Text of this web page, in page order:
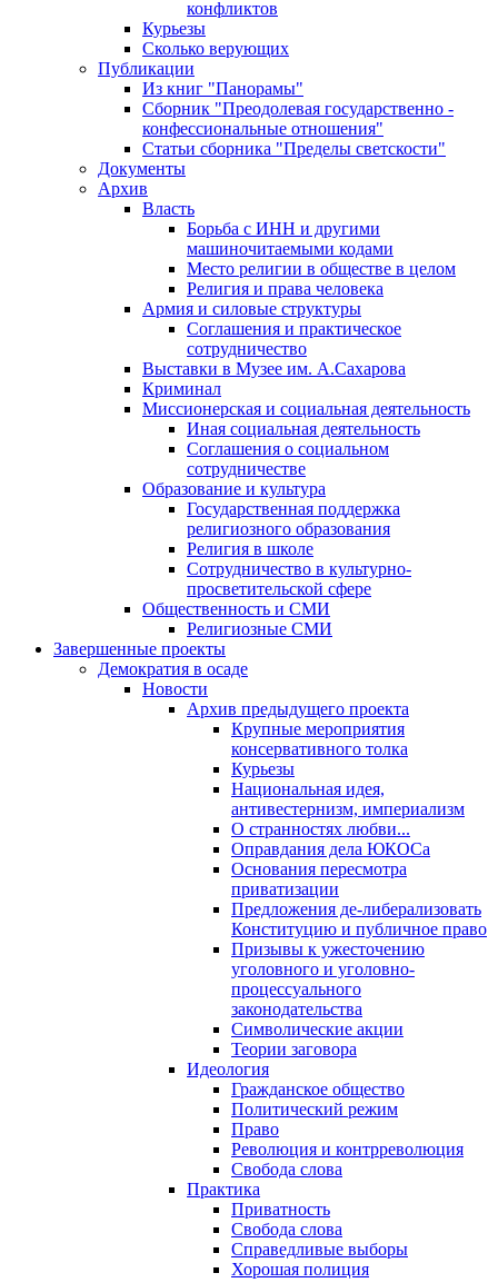
конфликтов
Курьезы
Сколько верующих
Публикации
Из книг "Панорамы"
Сборник "Преодолевая государственно -
конфессиональные отношения"
Статьи сборника "Пределы светскости"
Документы
Архив
Власть
Борьба с ИНН и другими
машиночитаемыми кодами
Место религии в обществе в целом
Религия и права человека
Армия и силовые структуры
Соглашения и практическое
сотрудничество
Выставки в Музее им. А.Сахарова
Криминал
Миссионерская и социальная деятельность
Иная социальная деятельность
Соглашения о социальном
сотрудничестве
Образование и культура
Государственная поддержка
религиозного образования
Религия в школе
Сотрудничество в культурно-
просветительской сфере
Общественность и СМИ
Религиозные СМИ
Завершенные проекты
Демократия в осаде
Новости
Архив предыдущего проекта
Крупные мероприятия
консервативного толка
Курьезы
Национальная идея,
антивестернизм, империализм
О странностях любви...
Оправдания дела ЮКОСа
Основания пересмотра
приватизации
Предложения де-либерализовать
Конституцию и публичное право
Призывы к ужесточению
уголовного и уголовно-
процессуального
законодательства
Символические акции
Теории заговора
Идеология
Гражданское общество
Политический режим
Право
Революция и контрреволюция
Свобода слова
Практика
Приватность
Свобода слова
Справедливые выборы
Хорошая полиция